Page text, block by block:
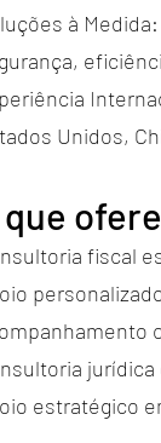
à
Unidos,
que
fiscal
estratégico